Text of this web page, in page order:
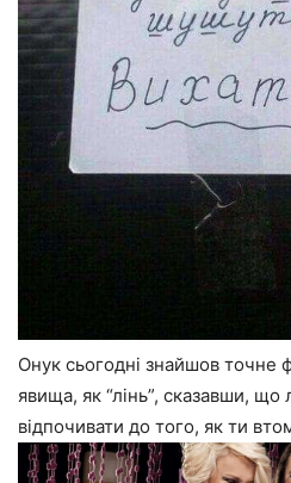
Онук сьогодні знайшов точне
явища, як “лінь”, сказавши, що
відпочивати до того, як ти